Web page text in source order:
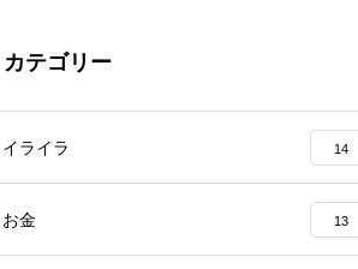
カテゴリー
イライラ 14
お金 13